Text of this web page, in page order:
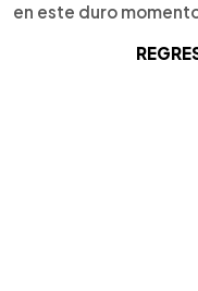
en este duro